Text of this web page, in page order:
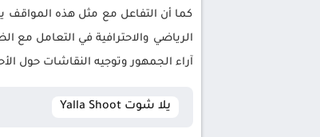
كما أن التفاعل مع مثل هذه المواقف
الرياضي والاحترافية في التعامل مع
آراء الجمهور وتوجيه النقاشات حول
يلا شوت Yalla Shoot